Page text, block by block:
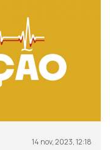
14 nov, 2023, 12:18